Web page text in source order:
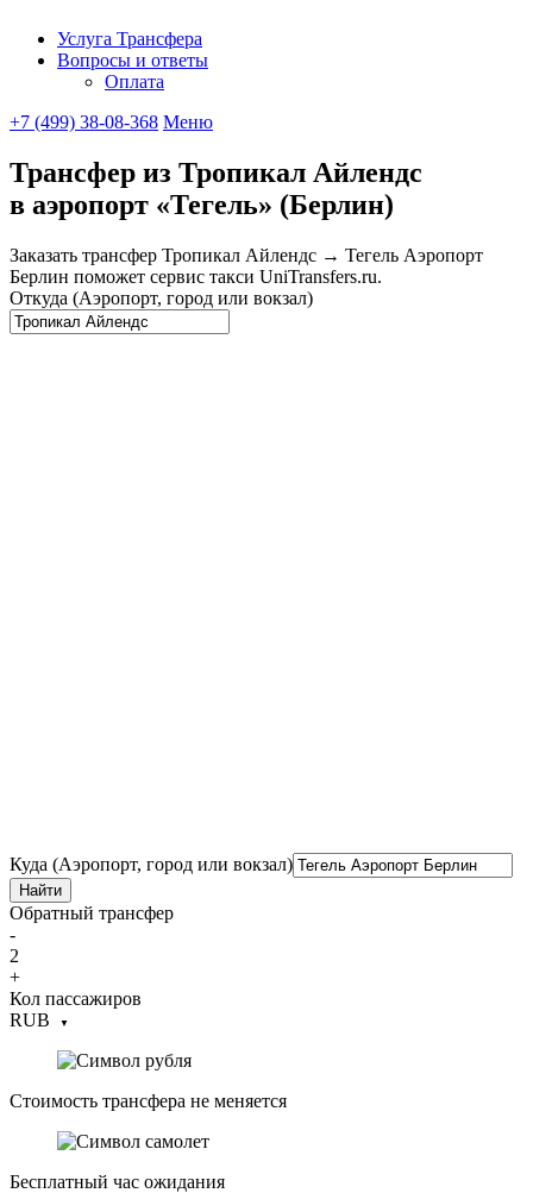
Услуга Трансфера
Вопросы и ответы
Оплата
+7 (499) 38-08-368 Меню
Трансфер из Тропикал Айлендс
в аэропорт «Тегель» (Берлин)
Заказать трансфер Тропикал Айлендс → Тегель Аэропорт
Берлин поможет сервис такси UniTransfers.ru.
Откуда (Аэропорт, город или вокзал)
Куда (Аэропорт, город или вокзал)
Найти
Обратный трансфер
-
2
+
Кол пассажиров
RUB
▼
Стоимость трансфера не меняется
Бесплатный час ожидания